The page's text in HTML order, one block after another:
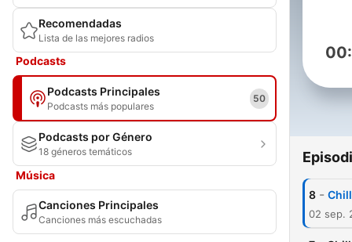
Recomendadas
Lista de las mejores radios
Podcasts
Podcasts Principales
Podcasts más populares
50
Podcasts por Género
18 géneros temáticos
Música
Canciones Principales
Canciones más escuchadas
8 -
02 sep.